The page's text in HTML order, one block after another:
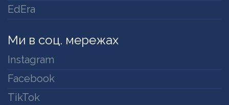
EdEra
Ми в соц. мережах
Instagram
Facebook
TikTok